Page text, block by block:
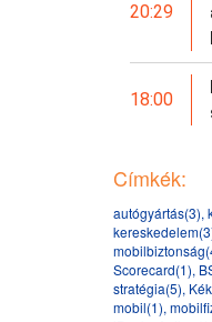
20:29
18:00
Címkék:
autógyártás(3),
Scorecard(1),
stratégia(5),
mobil(1),